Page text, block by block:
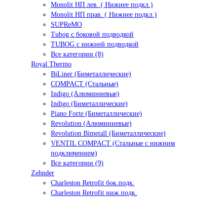
Monolit НП лев. ( Нижнее подкл.)
Monolit НП прав. ( Нижнее подкл.)
SUPReMO
Tubog с боковой подводкой
TUBOG с нижней подводкой
Все категории (8)
Royal Thermo
BiLiner (Биметаллические)
COMPACT (Стальные)
Indigo (Алюминиевые)
Indigo (Биметаллические)
Piano Forte (Биметаллические)
Revolution (Алюминиевые)
Revolution Bimetall (Биметаллические)
VENTIL COMPACT (Стальные с нижним
подключением)
Все категории (9)
Zehnder
Charleston Retrofit бок.подк.
Charleston Retrofit ниж.подк.